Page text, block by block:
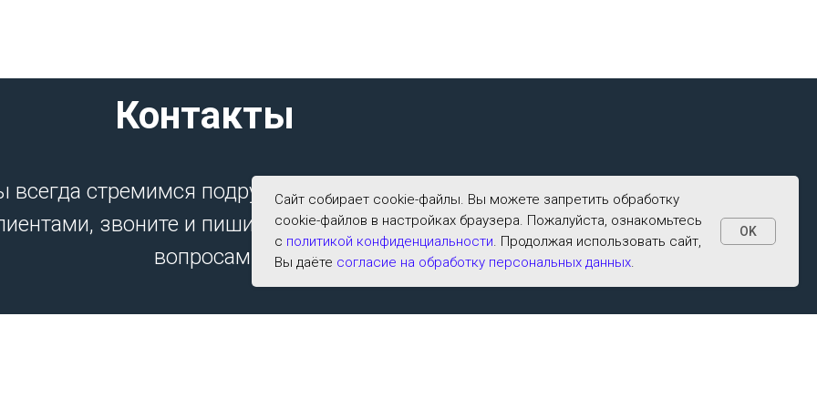
Контакты
всегда стремимся подружиться с нашими
звоните и пишите нам по любым
вопросам.
Сайт собирает cookie-файлы. Вы можете запретить обработку
cookie-файлов в настройках браузера. Пожалуйста, ознакомьтесь
с политикой конфиденциальности. Продолжая использовать сайт,
Вы даёте согласие на обработку персональных данных.
OK